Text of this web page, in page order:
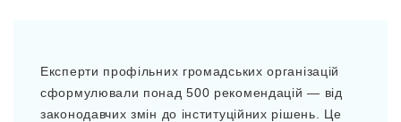
Експерти профільних громадських організацій
сформулювали понад 500 рекомендацій — від
законодавчих змін до інституційних рішень. Це